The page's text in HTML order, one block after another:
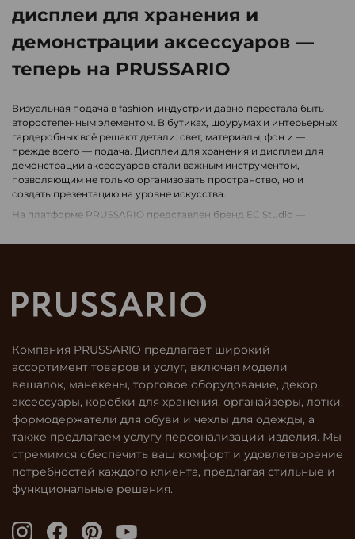
дисплеи для хранения и
демонстрации аксессуаров —
теперь на PRUSSARIO
Визуальная подача в fashion-индустрии давно перестала быть
второстепенным элементом. В бутиках, шоурумах и интерьерных
гардеробных всё решают детали: свет, материалы, фон и —
прежде всего — подача. Дисплеи для хранения и дисплеи для
демонстрации аксессуаров стали важным инструментом,
позволяющим не только организовать пространство, но и
создать презентацию на уровне искусства.
На платформе PRUSSARIO представлен бренд EC Studio —
элегантных дисплеев для презентации аксессуаров и хранения
Философия бренда EC Studio
заслуживают собственной сцены. Идеально скроенное пальто,
сумка из натуральной кожи, шёлковый галстук — каждый
предмет должен быть подан с уважением к форме и текстуре.
Именно для этого EC Studio создаёт:
лаконичные, но выразительные дисплеи для демонстрации
продуманные решения для хранения украшений, платков,
ремней, часов;
стойки и платформы для визуального порядка и эстетики.
только функциональный, но и визуально сильный.
Компания PRUSSARIO предлагает широкий
ассортимент товаров и услуг, включая модели
вешалок, манекены, торговое оборудование, декор,
аксессуары, коробки для хранения, органайзеры, лотки,
формодержатели для обуви и чехлы для одежды, а
также предлагаем услугу персонализации изделия. Мы
стремимся обеспечить ваш комфорт и удовлетворение
потребностей каждого клиента, предлагая стильные и
функциональные решения.